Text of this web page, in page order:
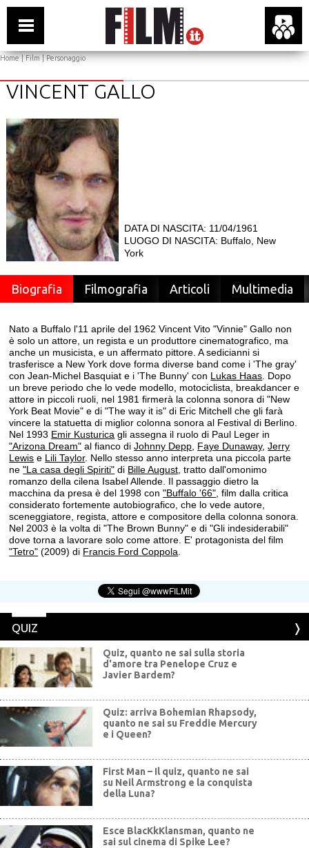
Home|Film| Personaggio
VINCENT GALLO
DATA DI NASCITA: 11/04/1961
LUOGO DI NASCITA: Buffalo, New
York
Biografia Filmografia Articoli Multimedia
Nato a Buffalo l'11 aprile del 1962 Vincent Vito "Vinnie" Gallo non
è solo un attore, un regista e un produttore cinematografico, ma
anche un musicista, e un affermato pittore. A sedicianni si
trasferisce a New York dove forma diverse band come i 'The gray'
con Jean-Michel Basquiat e i 'The Bunny' con Lukas Haas . Dopo
un breve periodo che lo vede modello, motociclista, breakdancer e
attore in piccoli ruoli, nel 1981 firmerà la colonna sonora di "New
York Beat Movie" e di "The way it is" di Eric Mitchell che gli farà
vincere la statuetta di miglior colonna sonora al Festival di Berlino.
Nel 1993 Emir Kusturica gli assegna il ruolo di Paul Leger in
"Arizona Dream" al fianco diJohnny Depp Faye Dunaway,Jerry
Lewis e Lili Taylor. Nello stesso anno interpreta una piccola parte
ne"La casa degli Spiriti" di Bille August , tratto dall'omonimo
romanzo della cilena Isabel Allende. Il passaggio dietro la
macchina da presa è del 1998 con"Buffalo '66" , film dalla critica
considerato fortemente autobiografico, che lo vede autore,
sceneggiatore, regista, attore e compositore della colonna sonora.
Nel 2003 è la volta di "The Brown Bunny" e di "Gli indesiderabili"
dove torna a lavorare solo come attore. E' protagonista del film
"Tetro" (2009) di Francis Ford Coppola
QUIZ
Quiz, quanto ne sai sulla storia
d'amore tra Penelope Cruz e
Javier Bardem?
Quiz: arriva Bohemian Rhapsody,
quanto ne sai su Freddie Mercury
e i Queen?
First Man – Il quiz, quanto ne sai
su Neil Armstrong e la conquista
della Luna?
Esce BlacKkKlansman, quanto ne
sai sul cinema di Spike Lee?